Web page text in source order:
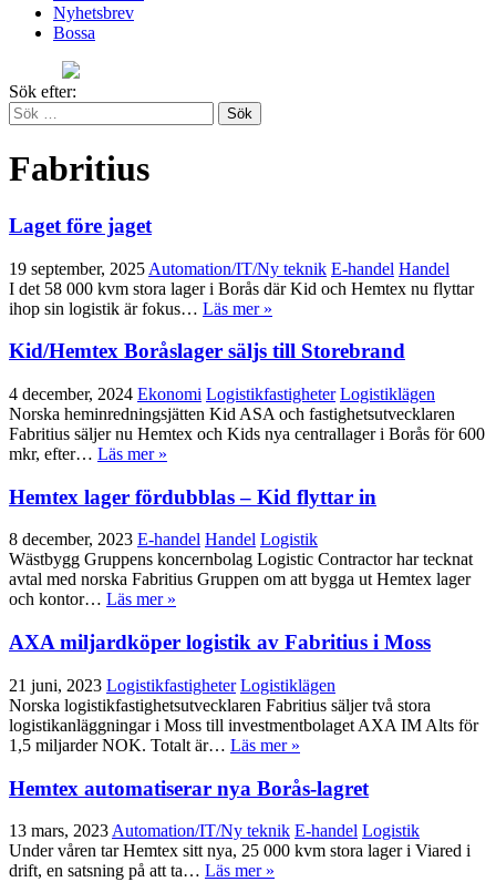
Nyhetsbrev
Bossa
Sök efter:
Fabritius
Laget före jaget
19 september, 2025 Automation/IT/Ny teknik E-handel Handel
I det 58 000 kvm stora lager i Borås där Kid och Hemtex nu flyttar
ihop sin logistik är fokus… Läs mer »
Kid/Hemtex Boråslager säljs till Storebrand
4 december, 2024 Ekonomi Logistikfastigheter Logistiklägen
Norska heminredningsjätten Kid ASA och fastighetsutvecklaren
Fabritius säljer nu Hemtex och Kids nya centrallager i Borås för 600
mkr, efter… Läs mer »
Hemtex lager fördubblas – Kid flyttar in
8 december, 2023 E-handel Handel Logistik
Wästbygg Gruppens koncernbolag Logistic Contractor har tecknat
avtal med norska Fabritius Gruppen om att bygga ut Hemtex lager
och kontor… Läs mer »
AXA miljardköper logistik av Fabritius i Moss
21 juni, 2023 Logistikfastigheter Logistiklägen
Norska logistikfastighetsutvecklaren Fabritius säljer två stora
logistikanläggningar i Moss till investmentbolaget AXA IM Alts för
1,5 miljarder NOK. Totalt är… Läs mer »
Hemtex automatiserar nya Borås-lagret
13 mars, 2023 Automation/IT/Ny teknik E-handel Logistik
Under våren tar Hemtex sitt nya, 25 000 kvm stora lager i Viared i
drift, en satsning på att ta… Läs mer »